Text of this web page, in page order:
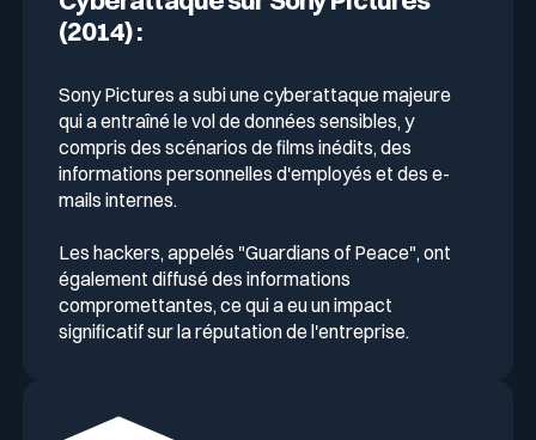
(2014) :
Sony Pictures a subi une cyberattaque majeure
qui a entraîné le vol de données sensibles, y
compris des scénarios de films inédits, des
informations personnelles d'employés et des e-
mails internes.
Les hackers, appelés "Guardians of Peace", ont
également diffusé des informations
compromettantes, ce qui a eu un impact
significatif sur la réputation de l'entreprise.